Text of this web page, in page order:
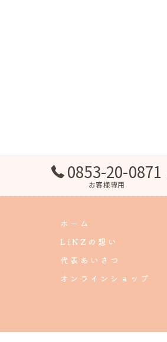
0853-20-0871
お客様専用
ホーム
LiNZの想い
代表あいさつ
オンラインショップ